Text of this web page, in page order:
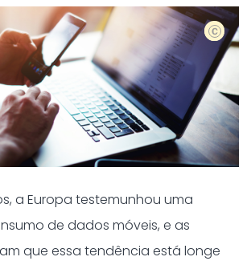
a Europa testemunhou uma
de dados móveis, e as
que essa tendência está longe